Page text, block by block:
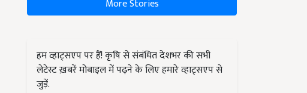
More Stories
हम व्हाट्सएप पर हैं! कृषि से संबंधित देशभर की सभी
लेटेस्ट ख़बरें मोबाइल में पढ़ने के लिए हमारे व्हाट्सएप से
जुड़ें.